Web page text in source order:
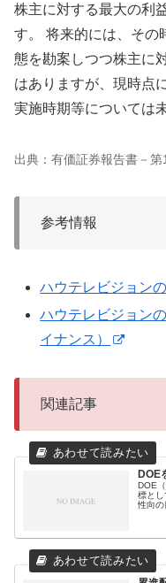
株主に対する最大の利
す。 将来的には、その
態を勘案しつつ株主に
はありますが、現時点
実施時期等については
出典：有価証券報告書－
参考情報
ハウテレビジョン
ハウテレビジョン
イナンス）
関連記事
DOE
DOE
標とし
性向の